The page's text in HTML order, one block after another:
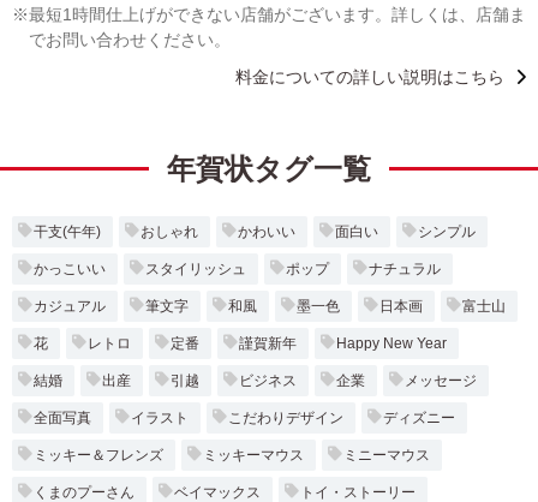
最短1時間仕上げができない店舗がございます。詳しくは、店舗ま
でお問い合わせください。
料金についての詳しい説明はこちら
年賀状タグ一覧
干支(午年) おしゃれ かわいい 面白い シンプル
かっこいい スタイリッシュ ポップ ナチュラル
カジュアル 筆文字 和風 墨一色 日本画 富士山
花 レトロ 定番 謹賀新年 Happy New Year
結婚 出産 引越 ビジネス 企業 メッセージ
全面写真 イラスト こだわりデザイン ディズニー
ミッキー＆フレンズ ミッキーマウス ミニーマウス
くまのプーさん ベイマックス トイ・ストーリー